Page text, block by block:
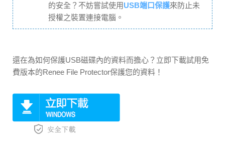
的安全？不妨嘗試使用USB端口保護來防止未
授權之裝置連接電腦。
還在為如何保護USB磁碟內的資料而擔心？立即下載試用免
費版本的Renee File Protector保護您的資料！